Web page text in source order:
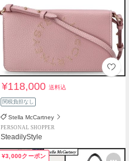
¥118,000送料込
関税負担なし
Stella McCartney
PERSONAL SHOPPER
SteadilyStyle
¥3,000クーポン